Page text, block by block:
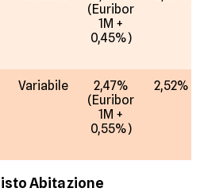
(Euribor
1M +
0,45%)
Variabile
2,47%
(Euribor
1M +
0,55%)
2,52%
Abitazione